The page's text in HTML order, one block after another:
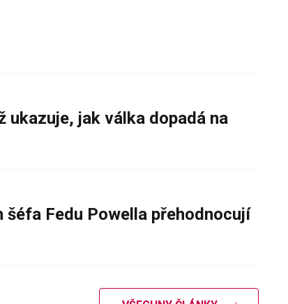
ukazuje, jak válka dopadá na
Fedu Powella přehodnocují